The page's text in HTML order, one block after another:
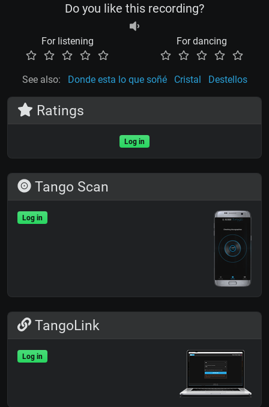
Do you like this recording?
For listening For dancing
See also: Donde esta lo que soñé Cristal Destellos
Ratings
Log in
Tango Scan
Log in
TangoLink
Log in